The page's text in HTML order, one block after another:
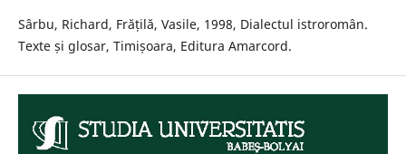
Sârbu, Richard, Frățilă, Vasile, 1998, Dialectul istroromân.
Texte și glosar, Timișoara, Editura Amarcord.